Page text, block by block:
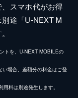
スマホ代がお得
途「U-NEXT M
トを、U-NEXT MOBILEの
場合、差額分の料金はご登
料は別途発生します。